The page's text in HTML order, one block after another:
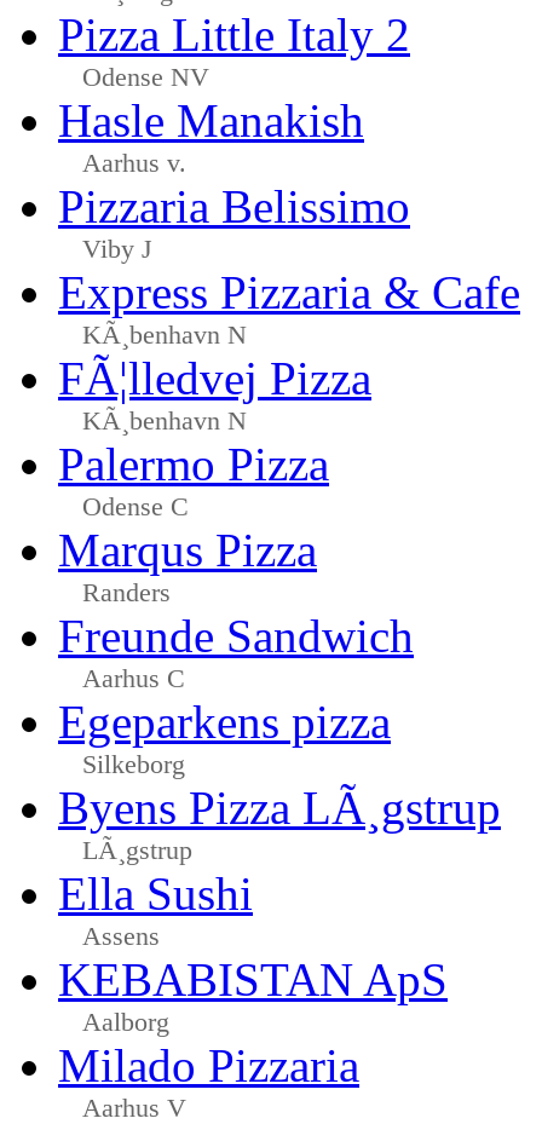
Pizza Little Italy 2
Odense NV
Hasle Manakish
Aarhus v.
Pizzaria Belissimo
Viby J
Express Pizzaria & Cafe
KÃ¸benhavn N
FÃ¦lledvej Pizza
KÃ¸benhavn N
Palermo Pizza
Odense C
Marqus Pizza
Randers
Freunde Sandwich
Aarhus C
Egeparkens pizza
Silkeborg
Byens Pizza LÃ¸gstrup
LÃ¸gstrup
Ella Sushi
Assens
KEBABISTAN ApS
Aalborg
Milado Pizzaria
Aarhus V